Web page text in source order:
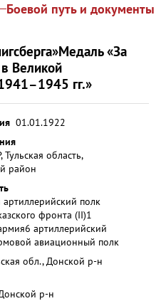
Боевой путь и документы
Медаль «За
Великой
гг.»
01.01.1922
область,
район
артиллерийский полк
фронта (II)1
6 артиллерийский
авиационный полк
обл., Донской р-н
р-н